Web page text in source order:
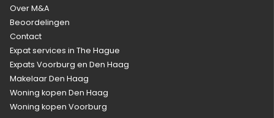
Over M&A
Beoordelingen
Contact
Expat services in The Hague
Expats Voorburg en Den Haag
Makelaar Den Haag
Woning kopen Den Haag
Woning kopen Voorburg